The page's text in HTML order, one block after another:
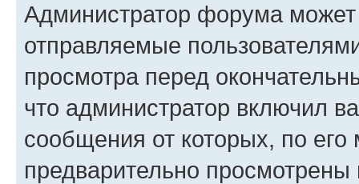
Администратор форума
отправляемые
просмотра перед
что администратор включил
сообщения от которых, по
предварительно